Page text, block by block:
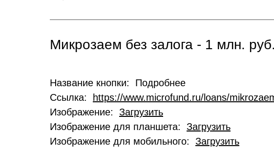
Микрозаем без залога - 1 млн. руб.
Название кнопки: Подробнее
Ссылка:
https://www.microfund.ru/loans/
Изображение: Загрузить
Изображение для планшета: Загрузить
Изображение для мобильного: Загрузить